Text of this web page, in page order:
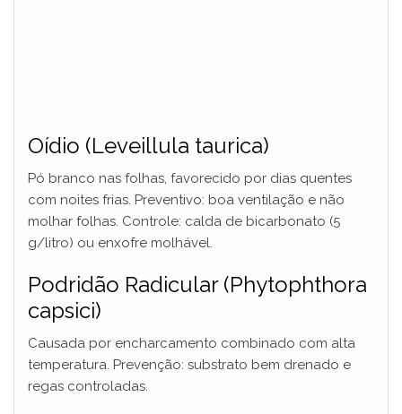
Oídio (Leveillula taurica)
Pó branco nas folhas, favorecido por dias quentes
com noites frias. Preventivo: boa ventilação e não
molhar folhas. Controle: calda de bicarbonato (5
g/litro) ou enxofre molhável.
Podridão Radicular (Phytophthora
capsici)
Causada por encharcamento combinado com alta
temperatura. Prevenção: substrato bem drenado e
regas controladas.